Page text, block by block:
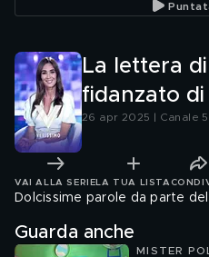
La lettera
fidanzato
26 apr 2025 | Canale 5
VAI ALLA SERIE LA TUA LISTA
Dolcissime parole da parte
Guarda anche
MISTER